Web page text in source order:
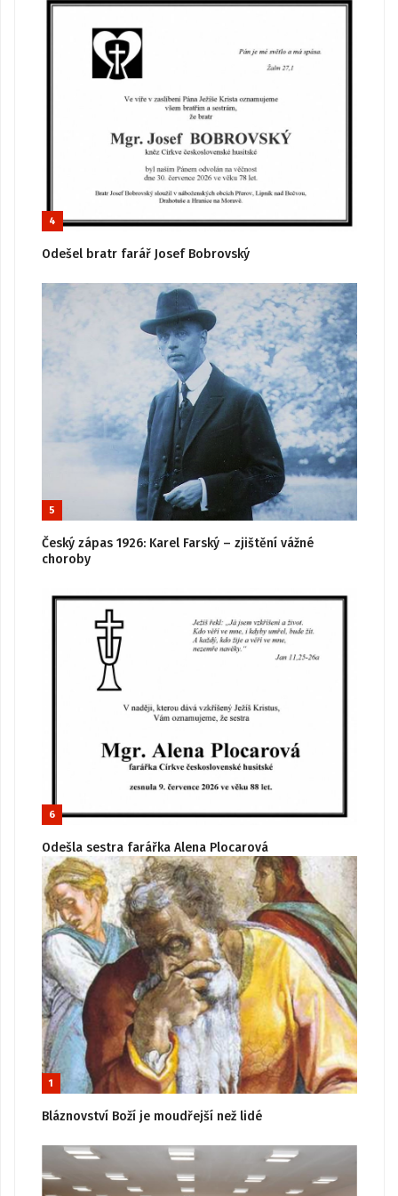
4
Odešel bratr farář Josef Bobrovský
5
Český zápas 1926: Karel Farský – zjištění vážné
choroby
6
Odešla sestra farářka Alena Plocarová
1
Bláznovství Boží je moudřejší než lidé